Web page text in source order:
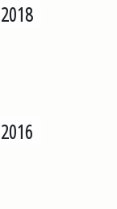
2018
2016